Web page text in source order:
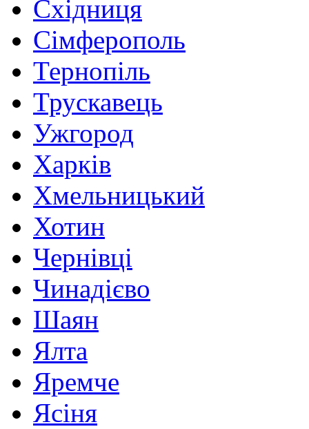
Східниця
Сімферополь
Тернопіль
Трускавець
Ужгород
Харків
Хмельницький
Хотин
Чернівці
Чинадієво
Шаян
Ялта
Яремче
Ясіня